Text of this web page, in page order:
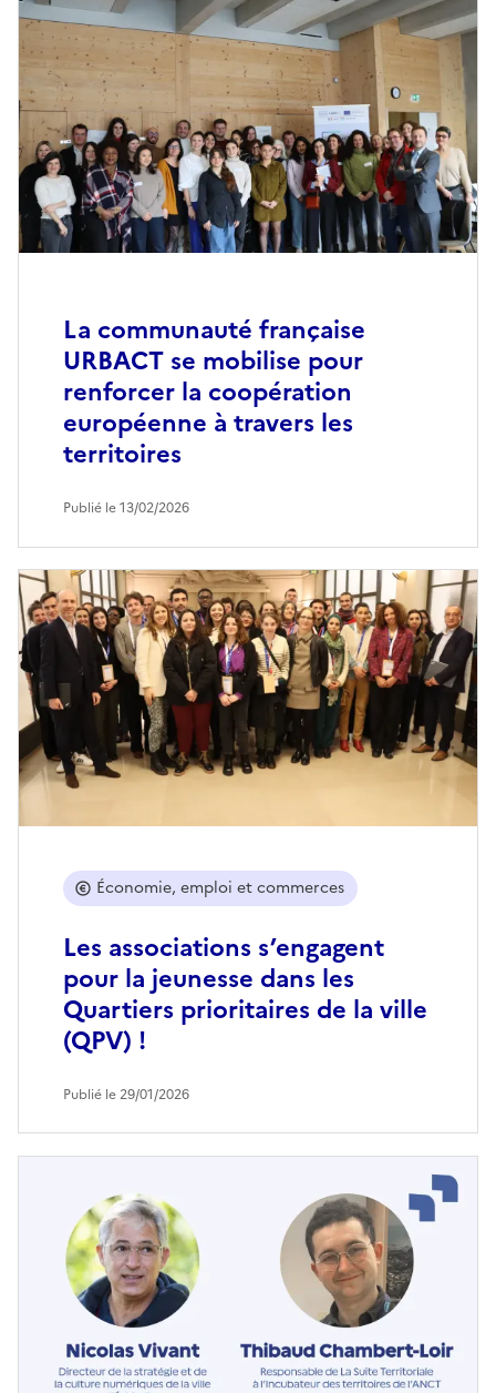
La communauté française
URBACT se mobilise pour
renforcer la coopération
européenne à travers les
territoires
Publié le 13/02/2026
Les associations s’engagent
pour la jeunesse dans les
Quartiers prioritaires de la ville
(QPV) !
Économie, emploi et commerces
Publié le 29/01/2026